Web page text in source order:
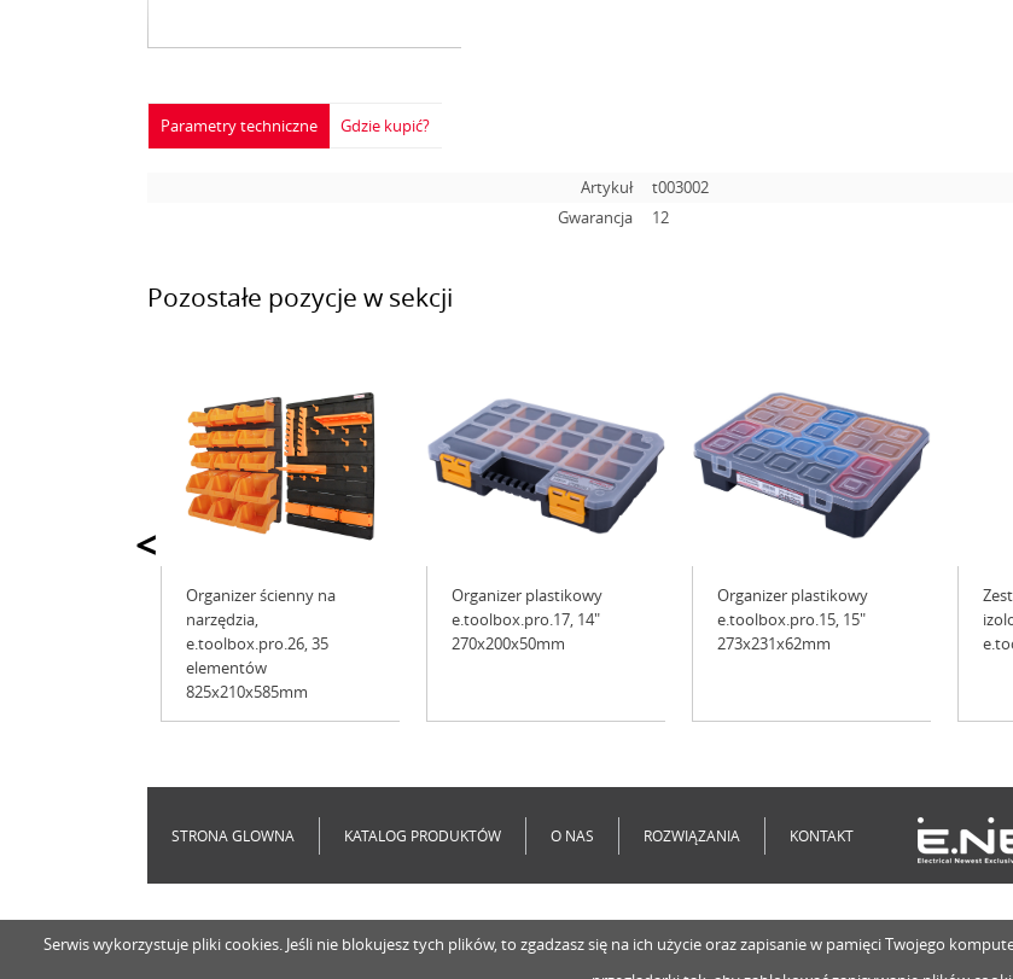
Serwis wykorzystuje pliki cookies. Jeśli nie blokujesz tych plików, to zgadzasz się na ich użycie oraz zapisanie w pamięci Twojego
Parametry techniczne
Artykuł
t003002
Gwarancja
12
Gdzie kupić?
Pozostałe pozycje w sekcji
Organizer ścienny na
narzędzia,
e.toolbox.pro.26, 35
elementów
825x210x585mm
Organizer plastikowy
e.toolbox.pro.17, 14"
270x200x50mm
Organizer plastikowy
e.toolbox.pro.15, 15"
273x231x62mm
<
STRONA GLOWNA KATALOG PRODUKTÓW O NAS ROZWIĄZANIA KONTAKT